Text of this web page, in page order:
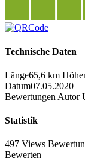
Technische Daten
Länge65,6 km
Datum07.05.2020
Bewertungen Autor
Statistik
497 Views
Bewerten